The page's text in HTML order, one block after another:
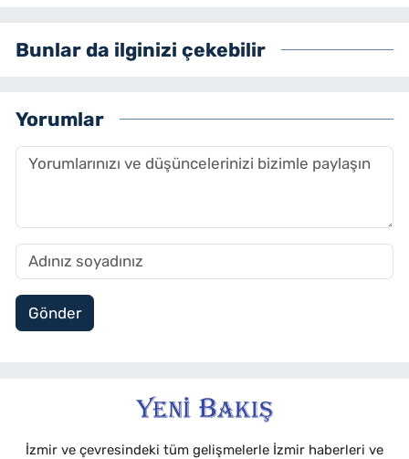
Bunlar da ilginizi çekebilir
Yorumlar
Gönder
İzmir ve çevresindeki tüm gelişmelerle İzmir haberleri ve